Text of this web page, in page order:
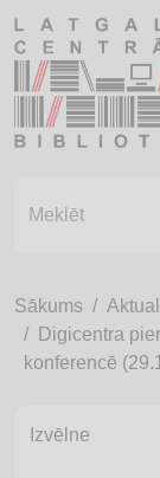
Sākums
Digicentra
konferencē
Izvēlne